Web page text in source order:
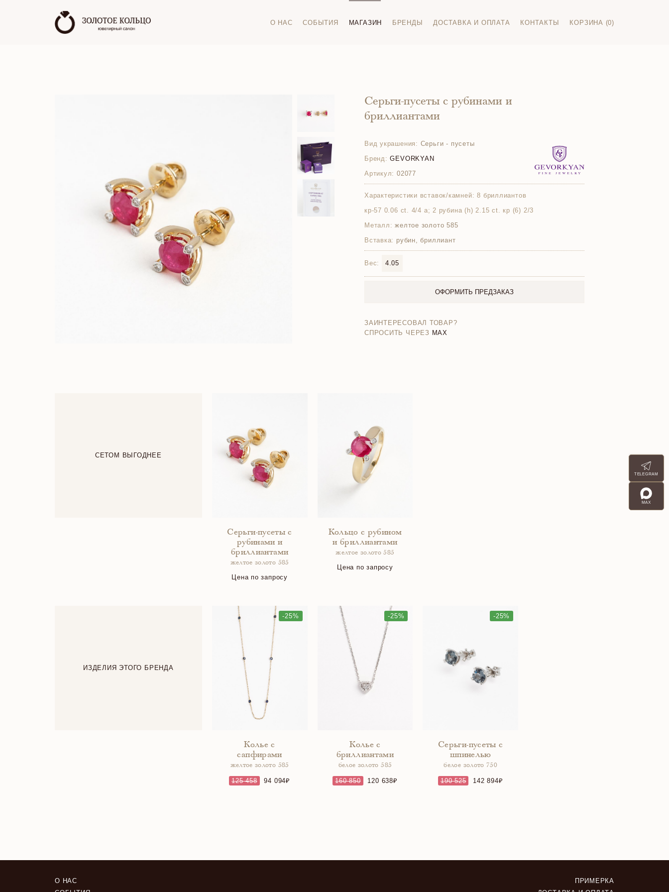
О НАС СОБЫТИЯ МАГАЗИН БРЕНДЫ ДОСТАВКА И ОПЛАТА КОНТАКТЫ КОРЗИНА (0)
Серьги-пусеты с рубинами и
бриллиантами
Вид украшения: Серьги - пусеты
Бренд: GEVORKYAN
Артикул: 02077
Характеристики вставок/камней: 8 бриллиантов
кр-57 0.06 ct. 4/4 а; 2 рубина (h) 2.15 ct. кр (6) 2/3
Металл: желтое золото 585
Вставка: рубин, бриллиант
Вес: 4.05
ОФОРМИТЬ ПРЕДЗАКАЗ
ЗАИНТЕРЕСОВАЛ ТОВАР?
СПРОСИТЬ ЧЕРЕЗ MAX
СЕТОМ ВЫГОДНЕЕ
Серьги-пусеты с
рубинами и
бриллиантами
желтое золото 585
Цена по запросу
Кольцо с рубином
и бриллиантами
желтое золото 585
Цена по запросу
ИЗДЕЛИЯ ЭТОГО БРЕНДА
-25%
Колье с
сапфирами
желтое золото 585
125 458 94 094
-25%
Колье с
бриллиантами
белое золото 585
160 850 120 638
-25%
Серьги-пусеты с
шпинелью
белое золото 750
190 525 142 894
TELEGRAM
MAX
О НАС
ПРИМЕРКА